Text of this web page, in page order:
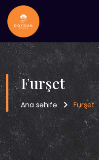
Furşet
Ana səhifə Furşet